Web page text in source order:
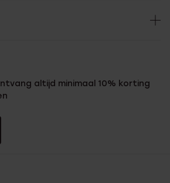
altijd minimaal 10% korting